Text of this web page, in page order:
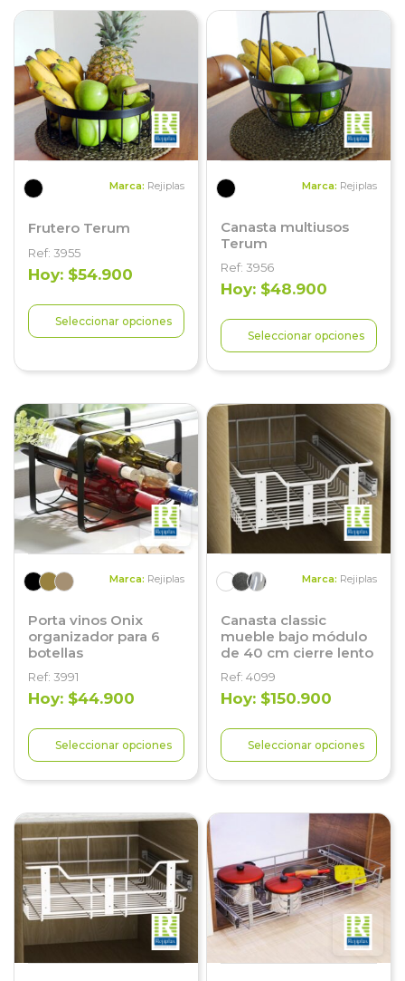
Marca: Rejiplas
Frutero Terum
Ref: 3955
Hoy: $54.900
Seleccionar opciones
Marca: Rejiplas
Canasta multiusos
Terum
Ref: 3956
Hoy: $48.900
Seleccionar opciones
Marca: Rejiplas
Porta vinos Onix
organizador para 6
botellas
Ref: 3991
Hoy: $44.900
Seleccionar opciones
Marca: Rejiplas
Canasta classic
mueble bajo módulo
de 40 cm cierre lento
Ref: 4099
Hoy: $150.900
Seleccionar opciones